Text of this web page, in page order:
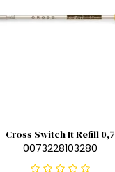
Cross Switch It Refill 0,7
0073228103280